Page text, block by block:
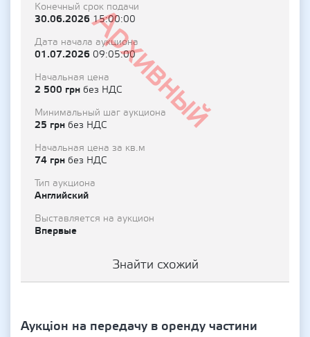
Архивный
Конечный срок подачи
30.06.202615:00:00
Дата начала аукциона
01.07.2026 09:05:00
Начальная цена
2 500 грн без НДС
Минимальный шаг аукциона
25 грн без НДС
Начальная цена за кв.м
74 грн без НДС
Тип аукциона
Английский
Выставляется на аукцион
Впервые
Знайти схожий
Аукціон на передачу в оренду частини